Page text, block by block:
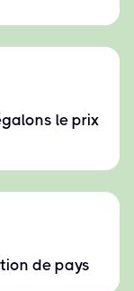
le prix
de pays